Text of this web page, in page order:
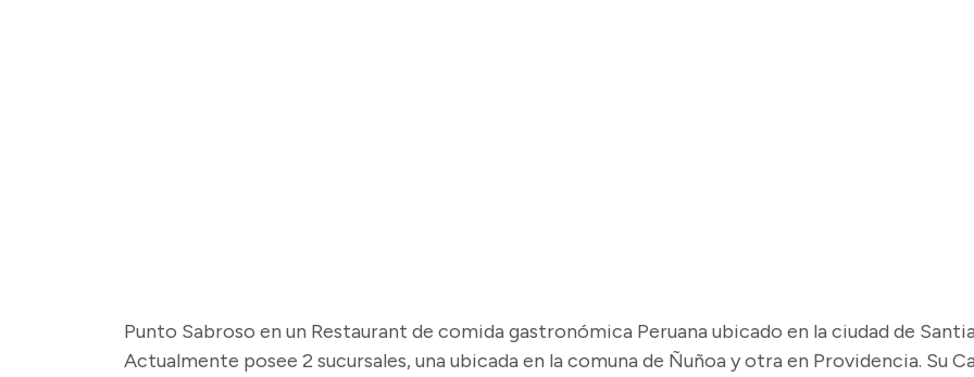
Punto Sabroso en un Restaurant de comida gastronómica Peruana ubicado en la ciudad de
Actualmente posee 2 sucursales, una ubicada en la comuna de Ñuñoa y otra en Providencia. Su